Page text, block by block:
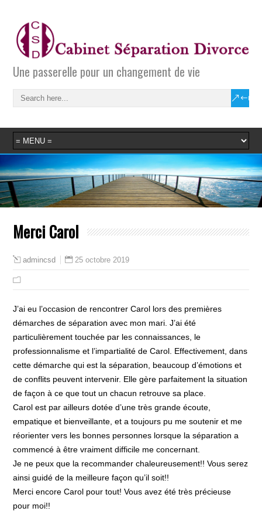
Une passerelle pour un changement de vie
Merci Carol
admincsd 25 octobre 2019
J’ai eu l’occasion de rencontrer Carol lors des premières
démarches de séparation avec mon mari. J’ai été
particulièrement touchée par les connaissances, le
professionnalisme et l’impartialité de Carol. Effectivement, dans
cette démarche qui est la séparation, beaucoup d’émotions et
de conflits peuvent intervenir. Elle gère parfaitement la situation
de façon à ce que tout un chacun retrouve sa place.
Carol est par ailleurs dotée d’une très grande écoute,
empatique et bienveillante, et a toujours pu me soutenir et me
réorienter vers les bonnes personnes lorsque la séparation a
commencé à être vraiment difficile me concernant.
Je ne peux que la recommander chaleureusement!! Vous serez
ainsi guidé de la meilleure façon qu’il soit!!
Merci encore Carol pour tout! Vous avez été très précieuse
pour moi!!